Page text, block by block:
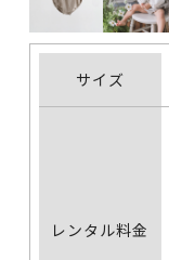
サイズ
レンタル料金